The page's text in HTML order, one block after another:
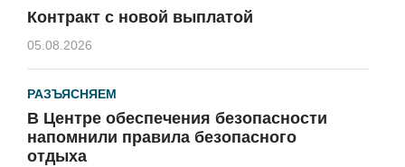
Контракт с новой выплатой
05.08.2026
РАЗЪЯСНЯЕМ
В Центре обеспечения безопасности
напомнили правила безопасного
отдыха